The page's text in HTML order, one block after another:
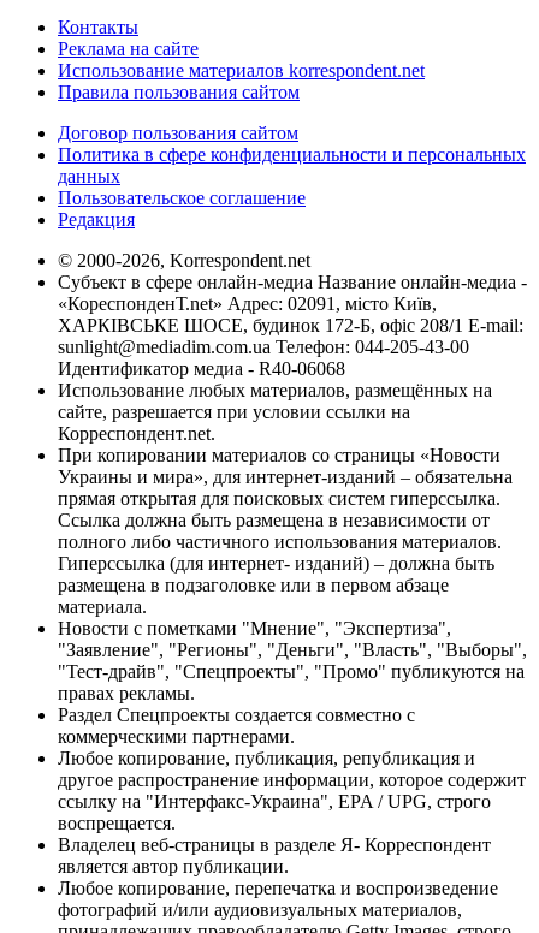
Контакты
Реклама на сайте
Использование материалов korrespondent.net
Правила пользования сайтом
Договор пользования сайтом
Политика в сфере конфиденциальности и персональных
данных
Пользовательское соглашение
Редакция
© 2000-2026, Korrespondent.net
Субъект в сфере онлайн-медиа Название онлайн-медиа -
«КореспонденТ.net» Адрес: 02091, місто Київ,
ХАРКІВСЬКЕ ШОСЕ, будинок 172-Б, офіс 208/1 E-mail:
sunlight@mediadim.com.ua Телефон: 044-205-43-00
Идентификатор медиа - R40-06068
Использование любых материалов, размещённых на
сайте, разрешается при условии ссылки на
Корреспондент.net.
При копировании материалов со страницы «Новости
Украины и мира», для интернет-изданий – обязательна
прямая открытая для поисковых систем гиперссылка.
Ссылка должна быть размещена в независимости от
полного либо частичного использования материалов.
Гиперссылка (для интернет- изданий) – должна быть
размещена в подзаголовке или в первом абзаце
материала.
Новости с пометками "Мнение", "Экспертиза",
"Заявление", "Регионы", "Деньги", "Власть", "Выборы",
"Тест-драйв", "Спецпроекты", "Промо" публикуются на
правах рекламы.
Раздел Спецпроекты создается совместно с
коммерческими партнерами.
Любое копирование, публикация, републикация и
другое распространение информации, которое содержит
ссылку на "Интерфакс-Украина", EPA / UPG, строго
воспрещается.
Владелец веб-страницы в разделе Я- Корреспондент
является автор публикации.
Любое копирование, перепечатка и воспроизведение
фотографий и/или аудиовизуальных материалов,